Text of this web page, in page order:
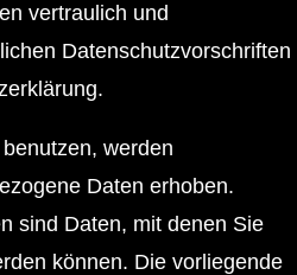
vertraulich und
Datenschutzvorschriften
werden
Daten erhoben.
sind Daten, mit denen Sie
können. Die vorliegende